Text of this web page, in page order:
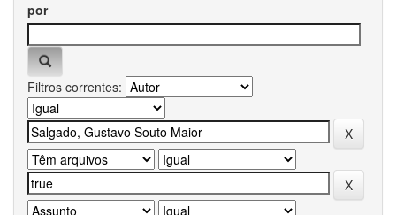
por
Filtros correntes: